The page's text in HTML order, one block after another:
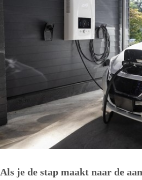
Als je de stap maakt naar de